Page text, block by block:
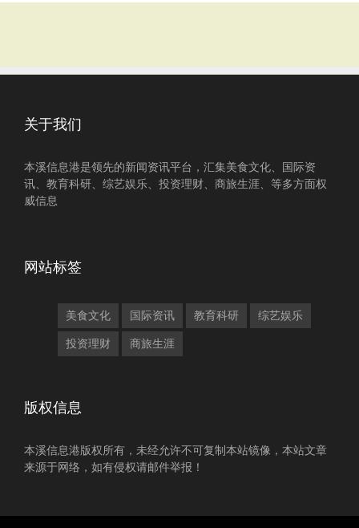
关于我们
本溪信息港是领先的新闻资讯平台，汇集美食文化、国际资
讯、教育科研、综艺娱乐、投资理财、商旅生涯、等多方面权
威信息
网站标签
美食文化 国际资讯 教育科研 综艺娱乐
投资理财 商旅生涯
版权信息
本溪信息港版权所有，未经允许不可复制本站镜像，本站文章
来源于网络，如有侵权请邮件举报！